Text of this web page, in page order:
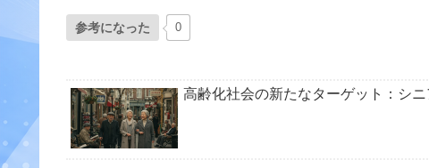
参考になった 0
高齢化社会の新たなターゲット：シ